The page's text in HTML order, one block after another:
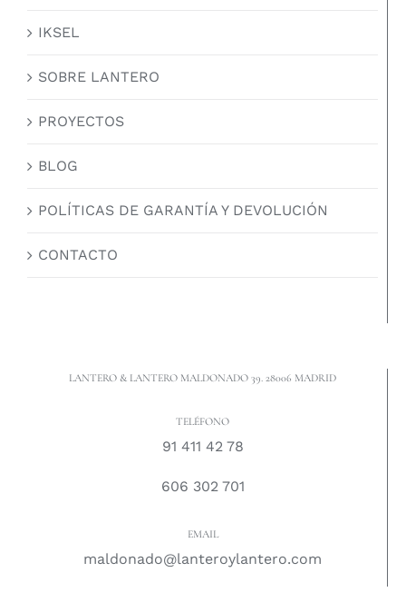
IKSEL
SOBRE LANTERO
PROYECTOS
BLOG
POLÍTICAS DE GARANTÍA Y DEVOLUCIÓN
CONTACTO
LANTERO & LANTERO MALDONADO 39. 28006 MADRID
TELÉFONO
91 411 42 78
606 302 701
EMAIL
maldonado@lanteroylantero.com